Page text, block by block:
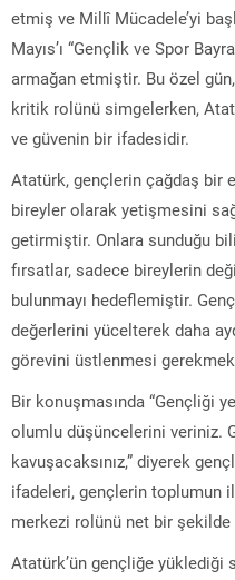
etmiş ve Millî Mücadele’yi
Mayıs’ı “Gençlik ve Spor
armağan etmiştir. Bu özel
kritik rolünü simgelerken,
ve güvenin bir ifadesidir.
Atatürk, gençlerin çağdaş bir
bireyler olarak yetişmesini
getirmiştir. Onlara sunduğu
fırsatlar, sadece bireylerin
bulunmayı hedeflemiştir.
değerlerini yücelterek daha
görevini üstlenmesi
Bir konuşmasında “Gençliği
olumlu düşüncelerini veriniz.
kavuşacaksınız,” diyerek
ifadeleri, gençlerin toplumun
merkezi rolünü net bir şekilde
Atatürk’ün gençliğe yüklediği